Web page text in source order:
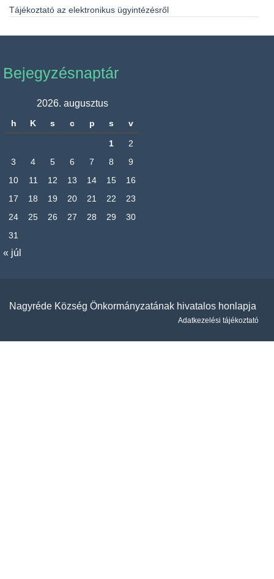
Tájékoztató az elektronikus ügyintézésről
Bejegyzésnaptár
2026. augusztus
h K s c p s v
1
2
3
4 5 6 7 8
9
10
11 12 13 14 15
16
17
18 19 20 21 22
23
24
25 26 27 28 29
30
31
« júl
Nagyréde Község Önkormányzatának hivatalos honlapja
Adatkezelési tájékoztató